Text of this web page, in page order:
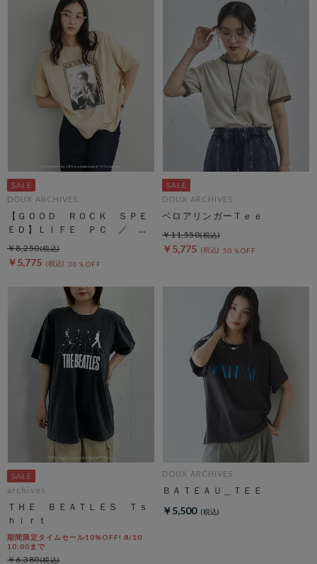
DOUX ARCHIVES
【ＧＯＯＤ ＲＯＣＫ ＳＰＥ
ＥＤ】ＬＩＦＥ ＰＣ ／ Ｂ
ＩＧ ＴＥＥ
￥5,775 30％OFF
￥8,250
DOUX ARCHIVES
ベロアリンガーＴｅｅ
￥5,775 50％OFF
￥11,550
archives
ＴＨＥ ＢＥＡＴＬＥＳ Ｔｓ
ｈｉｒｔ
期間限定タイムセール10%OFF! 8/10
10:00まで
￥6,380
DOUX ARCHIVES
ＢＡＴＥＡＵ＿ＴＥＥ
￥5,500